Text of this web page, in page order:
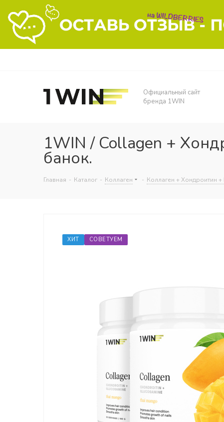
Официальный сайт
бренда 1WIN
1WIN / Collagen +
банок.
Главная - Каталог - Коллаген - Коллаген + Хондроитин +
ХИТ СОВЕТУЕМ